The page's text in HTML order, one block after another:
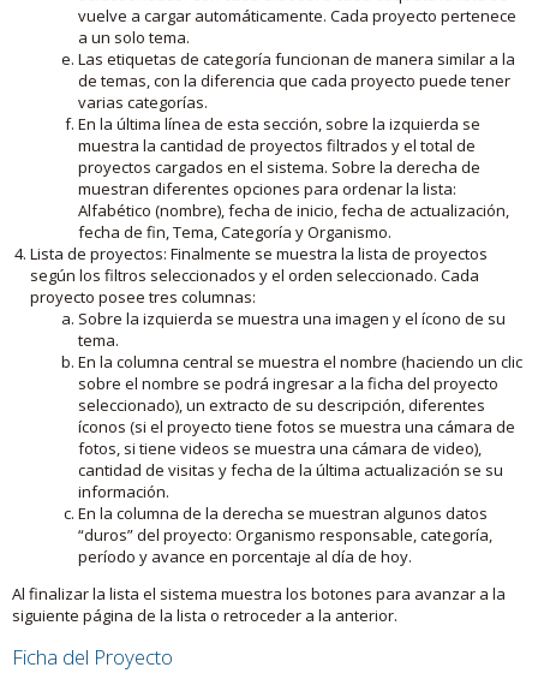
vuelve a cargar automáticamente. Cada proyecto pertenece
a un solo tema.
Las etiquetas de categoría funcionan de manera similar a la
de temas, con la diferencia que cada proyecto puede tener
varias categorías.
En la última línea de esta sección, sobre la izquierda se
muestra la cantidad de proyectos filtrados y el total de
proyectos cargados en el sistema. Sobre la derecha de
muestran diferentes opciones para ordenar la lista:
Alfabético (nombre), fecha de inicio, fecha de actualización,
fecha de fin, Tema, Categoría y Organismo.
Lista de proyectos: Finalmente se muestra la lista de proyectos
según los filtros seleccionados y el orden seleccionado. Cada
proyecto posee tres columnas:
Sobre la izquierda se muestra una imagen y el ícono de su
tema.
En la columna central se muestra el nombre (haciendo un clic
sobre el nombre se podrá ingresar a la ficha del proyecto
seleccionado), un extracto de su descripción, diferentes
íconos (si el proyecto tiene fotos se muestra una cámara de
fotos, si tiene videos se muestra una cámara de video),
cantidad de visitas y fecha de la última actualización se su
información.
En la columna de la derecha se muestran algunos datos
“duros” del proyecto: Organismo responsable, categoría,
período y avance en porcentaje al día de hoy.
Al finalizar la lista el sistema muestra los botones para avanzar a la
siguiente página de la lista o retroceder a la anterior.
Ficha del Proyecto